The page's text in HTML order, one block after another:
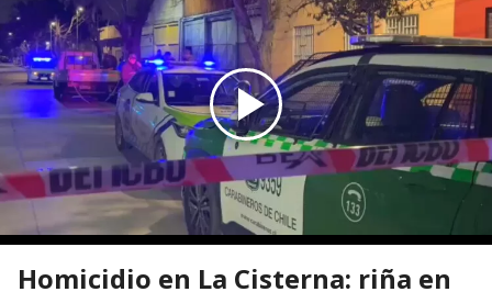
Homicidio en La Cisterna: riña en